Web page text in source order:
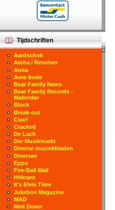
Tijdschriften
Aardschok
Aloha / Revolver
Anita
Avro bode
Bear Family News
Bear Family Records -
Mailorder
Block
Break-out
Ciao!
Cracked
De Lach
Der Musikmarkt
Diverse muziekbladen
Diversen
Eppo
Fire-Ball Mail
Hitkrant
It's Elvis Time
Jukebox Magazine
MAD
Melt Down